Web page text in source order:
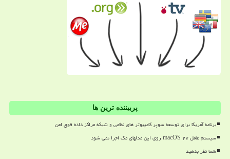
پربیننده ترین ها
برنامه آمریکا برای توسعه سوپر کامپیوتر های نظامی و شبکه مراکز داده فوق امن
سیستم عامل macOS ۲۷ روی این مدلهای مک اجرا نمی شود
شما نظر بدهید